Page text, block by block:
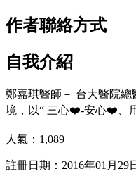
作者聯絡方式
自我介紹
鄭嘉琪醫師－ 台大醫院
境，以“ 三心❤️-安心❤️、
人氣： 1,089
註冊日期： 2016年01月29